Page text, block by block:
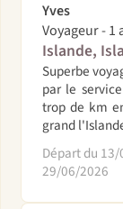
Yves
Voyageur - 1
Islande,
Superbe
par le
trop de km
grand
Départ du
29/06/2026